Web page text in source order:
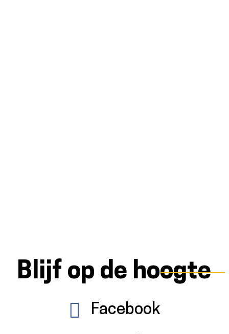
Blijf op de hoogte
Facebook